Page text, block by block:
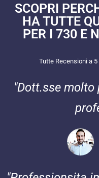
SCOPRI
HA TUTTE
PER I 730 E
Tutte Recensioni a
"Dott.sse molto